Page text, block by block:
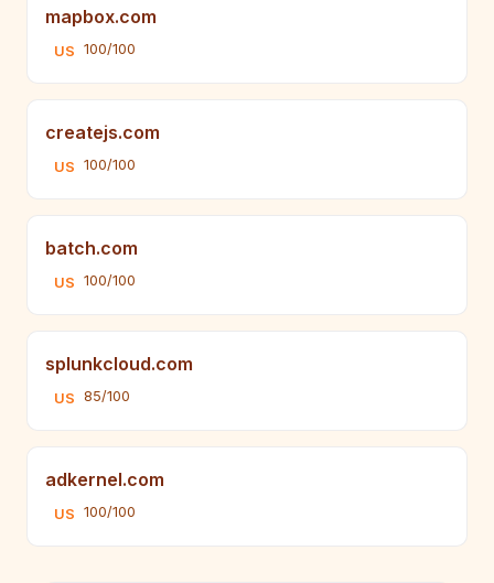
mapbox.com
US 100/100
createjs.com
US 100/100
batch.com
US 100/100
splunkcloud.com
US 85/100
adkernel.com
US 100/100